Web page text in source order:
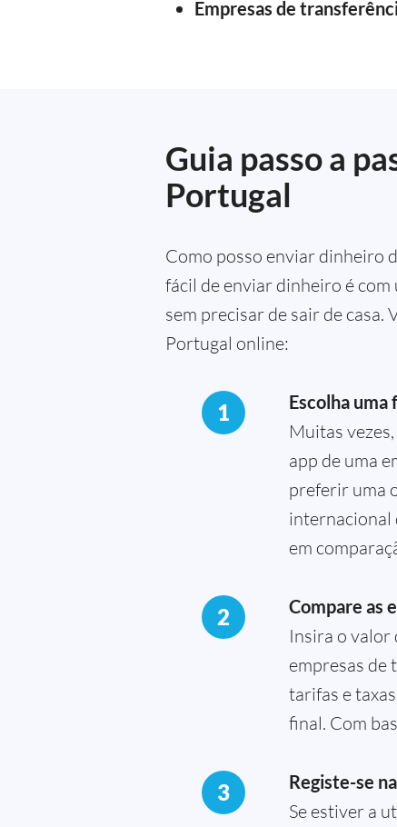
Empresas de
Guia passo a
Portugal
Como posso enviar dinheiro
fácil de enviar dinheiro é
sem precisar de sair de casa.
Portugal online:
1 Escolha
Muitas
app de uma
preferir uma
internacional
em
2 Compare as
Insira o valor
empresas de
tarifas e
final. Com
3 Registe-se
Se estiver a